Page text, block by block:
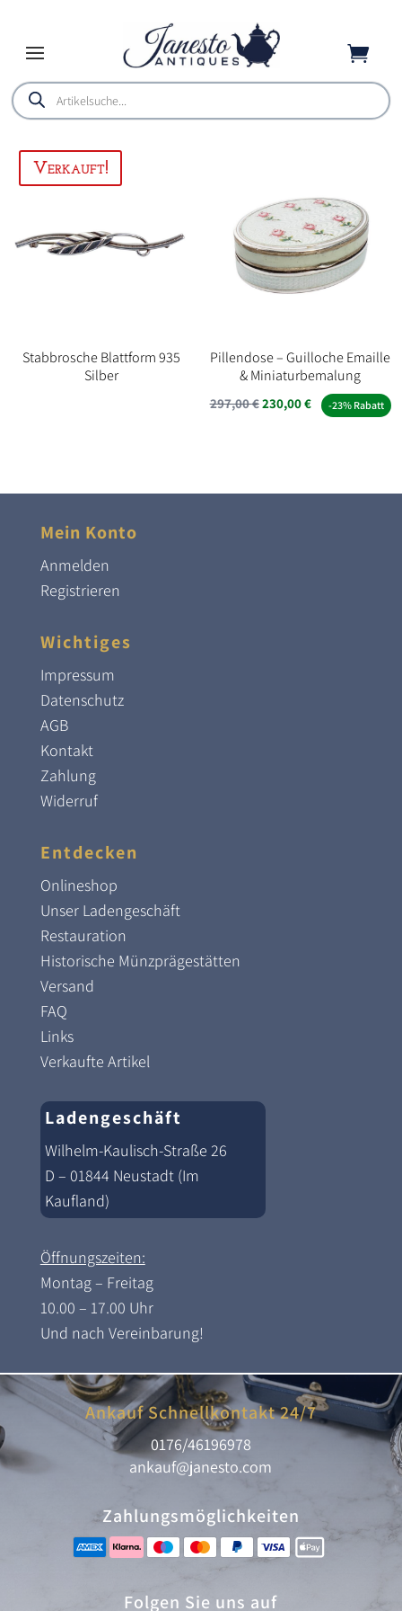

Products
search
Stabbrosche Blattform 935
Silber
Pillendose – Guilloche Emaille
& Miniaturbemalung
297,00€Ursprünglicher
230,00€Aktueller
-23% Rabatt
Mein Konto
Anmelden
Registrieren
Wichtiges
Impressum
Datenschutz
AGB
Kontakt
Zahlung
Widerruf
Entdecken
Onlineshop
Unser Ladengeschäft
Restauration
Historische Münzprägestätten
Versand
FAQ
Links
Verkaufte Artikel
Ladengeschäft
Wilhelm-Kaulisch-Straße 26
D – 01844 Neustadt (Im
Kaufland)
Öffnungszeiten:
Montag – Freitag
10.00 – 17.00 Uhr
Und nach Vereinbarung!
Ankauf Schnellkontakt 24/7
0176/46196978
ankauf@janesto.com
Zahlungsmöglichkeiten
Folgen Sie uns auf